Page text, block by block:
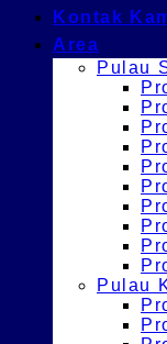
Kontak
Area
Pulau
Pulau